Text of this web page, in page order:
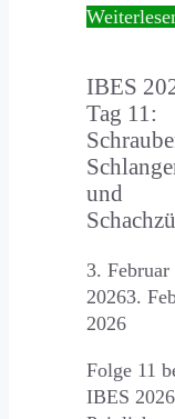
IBES
Tag 11:
und
3. Februar
20263.
2026
Folge 11
IBES